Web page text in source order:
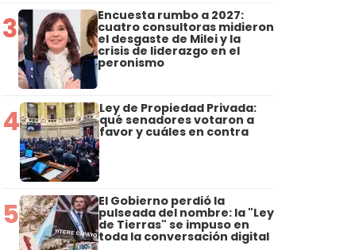
3 Encuesta rumbo a 2027:
cuatro consultoras midieron
el desgaste de Milei y la
crisis de liderazgo en el
peronismo
4 Ley de Propiedad Privada:
qué senadores votaron a
favor y cuáles en contra
5 El Gobierno perdió la
pulseada del nombre: la "Ley
de Tierras" se impuso en
toda la conversación digital